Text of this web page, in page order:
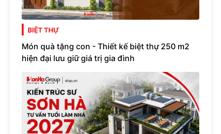
BIỆT THỰ
Món quà tặng con - Thiết kế biệt thự 250 m2
hiện đại lưu giữ giá trị gia đình